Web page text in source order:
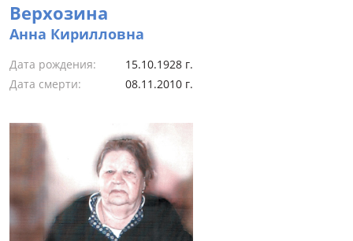
Верхозина
Анна Кирилловна
Дата рождения:
15.10.1928 г.
Дата смерти:
08.11.2010 г.